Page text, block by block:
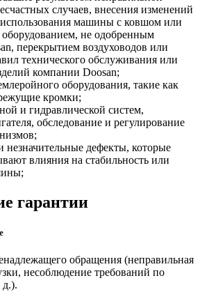
случаев, внесения изменений
машины с ковшом или
не одобренным
перекрытием воздуховодов или
технического обслуживания или
компании Doosan;
оборудования, такие как
кромки;
и гидравлической систем,
обследование и регулирование
незначительные дефекты, которые
влияния на стабильность или
гарантии
обращения (неправильная
несоблюдение требований по